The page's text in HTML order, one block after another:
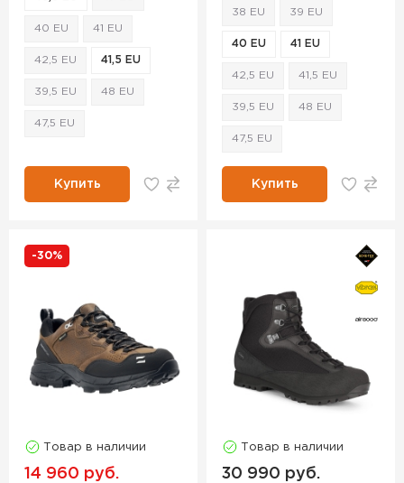
40 EU 41 EU
42,5 EU 41,5 EU
39,5 EU 48 EU
47,5 EU
Купить
38 EU 39 EU
40 EU 41 EU
42,5 EU 41,5 EU
39,5 EU 48 EU
47,5 EU
Купить
-30%
Товар в наличии
14 960 руб.
Товар в наличии
30 990 руб.